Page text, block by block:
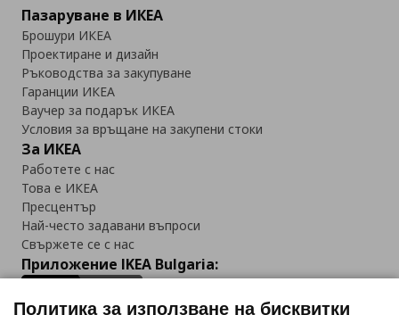
Пазаруване в ИКЕА
Брошури ИКЕА
Проектиране и дизайн
Ръководства за закупуване
Гаранции ИКЕА
Ваучер за подарък ИКЕА
Условия за връщане на закупени стоки
За ИКЕА
Работете с нас
Това е ИКЕА
Пресцентър
Най-често задавани въпроси
Свържете се с нас
Приложение IKEA Bulgaria:
Политика за използване на бисквитки